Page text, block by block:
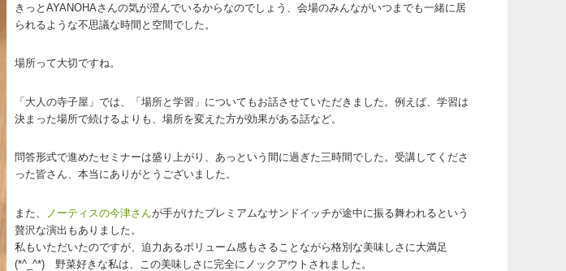
きっとAYANOHAさんの気が澄んでいるからなのでしょう、会場のみんながいつまでも一緒に居
られるような不思議な時間と空間でした。
場所って大切ですね。
「大人の寺子屋」では、「場所と学習」についてもお話させていただきました。例えば、学習は
決まった場所で続けるよりも、場所を変えた方が効果がある話など。
問答形式で進めたセミナーは盛り上がり、あっという間に過ぎた三時間でした。受講してくださ
った皆さん、本当にありがとうございました。
また、 ノーティスの今津さんが手がけたプレミアムなサンドイッチが途中に振る舞われるという
贅沢な演出もありました。
私もいただいたのですが、迫力あるボリューム感もさることながら格別な美味しさに大満足
(*^_^*) 野菜好きな私は、この美味しさに完全にノックアウトされました。